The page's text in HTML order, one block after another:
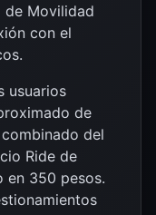
de Movilidad
con el
usuarios
de
del
Ride de
en 350 pesos.